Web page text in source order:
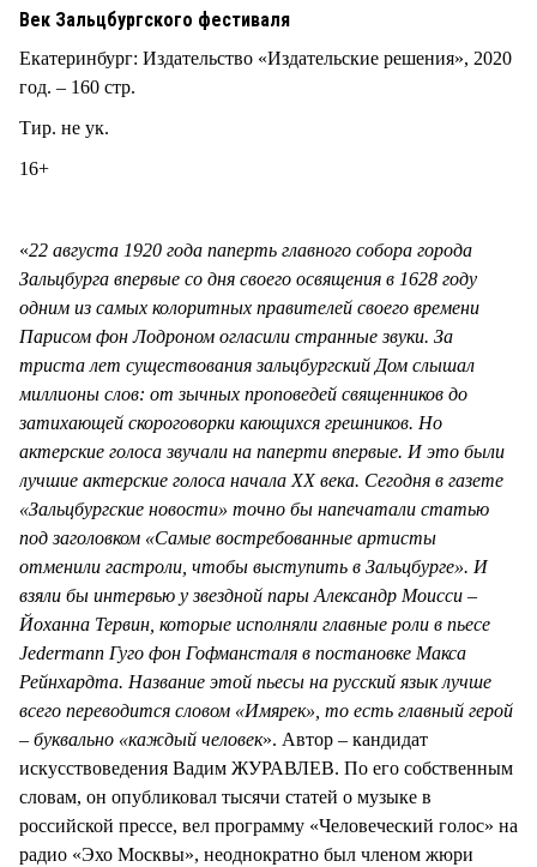
Век Зальцбургского фестиваля
Екатеринбург: Издательство «Издательские решения», 2020
год. – 160 стр.
Тир. не ук.
16+
«22 августа 1920 года паперть главного собора города
Зальцбурга впервые со дня своего освящения в 1628 году
одним из самых колоритных правителей своего времени
Парисом фон Лодроном огласили странные звуки. За
триста лет существования зальцбургский Дом слышал
миллионы слов: от зычных проповедей священников до
затихающей скороговорки кающихся грешников. Но
актерские голоса звучали на паперти впервые. И это были
лучшие актерские голоса начала ХХ века. Сегодня в газете
«Зальцбургские новости» точно бы напечатали статью
под заголовком «Самые востребованные артисты
отменили гастроли, чтобы выступить в Зальцбурге». И
взяли бы интервью у звездной пары Александр Моисси –
Йоханна Тервин, которые исполняли главные роли в пьесе
Jedermann Гуго фон Гофмансталя в постановке Макса
Рейнхардта. Название этой пьесы на русский язык лучше
всего переводится словом «Имярек», то есть главный герой
– буквально «каждый человек». Автор – кандидат
искусствоведения Вадим ЖУРАВЛЕВ. По его собственным
словам, он опубликовал тысячи статей о музыке в
российской прессе, вел программу «Человеческий голос» на
радио «Эхо Москвы», неоднократно был членом жюри